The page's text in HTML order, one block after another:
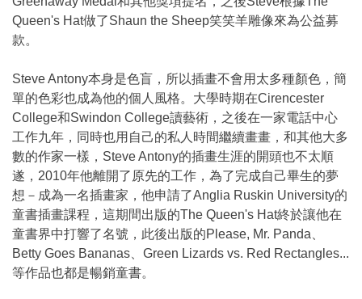
Queen's Hat做了Shaun the Sheep笑笑羊雕像來為公益募
款。
Steve Antony本身是色盲，所以插畫不會用太多種顏色，簡
單的色彩也成為他的個人風格。大學時期在Cirencester
College和Swindon College讀藝術，之後在一家電話中心
工作九年，同時也用自己的私人時間繼續畫畫，和其他大多
數的作家一樣，Steve Antony的插畫生涯的開頭也不太順
遂，2010年他離開了原先的工作，為了完成自己畢生的夢
想－成為一名插畫家，他申請了Anglia Ruskin University的
童書插畫課程，這期間出版的The Queen's Hat終於讓他在
童書界中打響了名號，此後出版的Please, Mr. Panda、
Betty Goes Bananas、Green Lizards vs. Red Rectangles...
等作品也都是暢銷童書。